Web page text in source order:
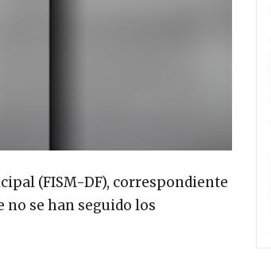
(FISM-DF), correspondiente
no se han seguido los